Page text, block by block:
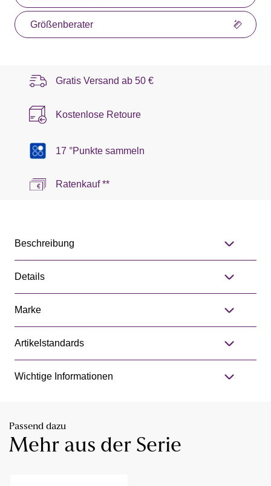
Größenberater
Gratis Versand ab 50 €
Kostenlose Retoure
17 °Punkte sammeln
Ratenkauf **
Beschreibung
Details
Marke
Artikelstandards
Wichtige Informationen
Passend dazu
Mehr aus der Serie